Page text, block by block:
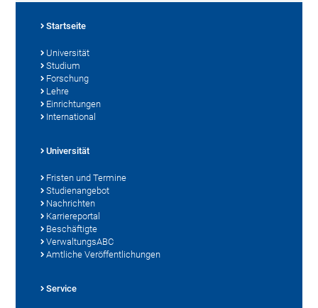
Startseite
Universität
Studium
Forschung
Lehre
Einrichtungen
International
Universität
Fristen und Termine
Studienangebot
Nachrichten
Karriereportal
Beschäftigte
VerwaltungsABC
Amtliche Veröffentlichungen
Service